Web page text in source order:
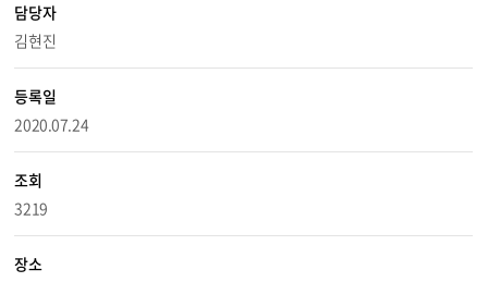
담당자
김현진
등록일
2020.07.24
조회
3219
장소